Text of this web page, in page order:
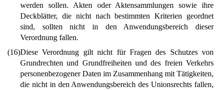
werden sollen. Akten oder Aktensammlungen sowie ihre
Deckblätter, die nicht nach bestimmten Kriterien geordnet
sind, sollten nicht in den Anwendungsbereich dieser
Verordnung fallen.
(16)Diese Verordnung gilt nicht für Fragen des Schutzes von
Grundrechten und Grundfreiheiten und des freien Verkehrs
personenbezogener Daten im Zusammenhang mit Tätigkeiten,
die nicht in den Anwendungsbereich des Unionsrechts fallen,